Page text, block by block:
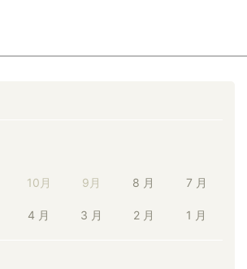
10月 9月 8 月 7 月
4 月 3 月 2 月 1 月